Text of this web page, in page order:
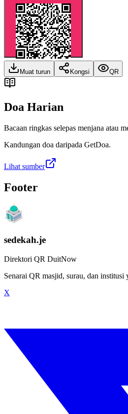
Muat turun Kongsi QR
Doa Harian
Bacaan ringkas selepas menjana atau
Kandungan doa daripada GetDoa.
Lihat sumber
Footer
sedekah.je
Direktori QR DuitNow
Senarai QR masjid, surau, dan
X